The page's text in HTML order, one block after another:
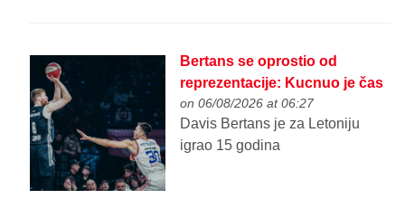
Bertans se oprostio od
reprezentacije: Kucnuo je čas
on 06/08/2026 at 06:27
Davis Bertans je za Letoniju
igrao 15 godina